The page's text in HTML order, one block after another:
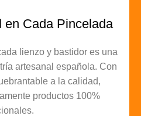
en Cada Pincelada
lienzo y bastidor es una
artesanal española. Con
a la calidad,
productos 100%